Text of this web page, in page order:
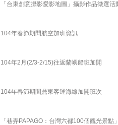
「台東創意攝影愛影地圖」攝影作品徵選活
104年春節期間航空加班資訊
104年2月(2/3-2/15)往返蘭嶼船班加開
104年春節期間鼎東客運海線加開班次
「巷弄PAPAGO：台灣六都100個觀光景點